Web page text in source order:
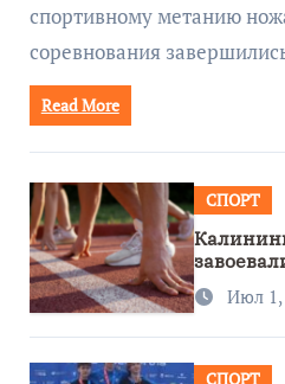
спортивному метанию
соревнования
Read More
СПОРТ
Июл 1,
СПОРТ